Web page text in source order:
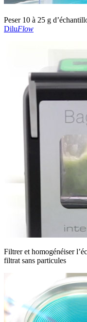
Peser 10 à 25 g
DiluFlow
Filtrer et homogénéiser
filtrat sans particules